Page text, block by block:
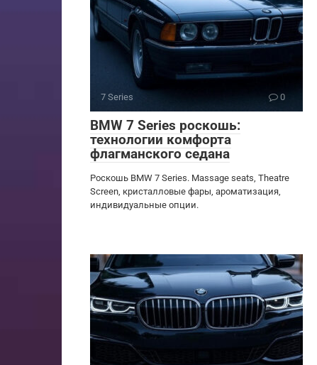
7 Series 0
BMW 7 Series роскошь:
технологии комфорта
флагманского седана
Роскошь BMW 7 Series. Massage seats, Theatre
Screen, кристалловые фары, ароматизация,
индивидуальные опции.